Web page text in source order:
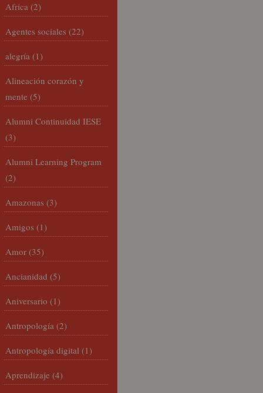
Africa (2)
Agentes sociales (22)
alegría (1)
Alineación corazón y
mente (5)
Alumni Continuidad IESE
(3)
Alumni Learning Program
(2)
Amazonas (3)
Amigos (1)
Amor (35)
Ancianidad (5)
Aniversario (1)
Antropología (2)
Antropología digital (1)
Aprendizaje (4)